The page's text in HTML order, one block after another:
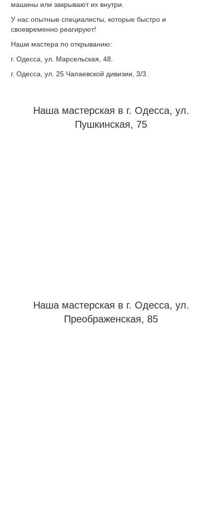
машины или закрывают их внутри.
У нас опытные специалисты, которые быстро и
своевременно реагируют!
Наши мастера по открыванию:
г. Одесса, ул. Марсельская, 48.
г. Одесса, ул. 25 Чапаевской дивизии, 3/3.
Наша мастерская в г. Одесса, ул.
Пушкинская, 75
Наша мастерская в г. Одесса, ул.
Преображенская, 85